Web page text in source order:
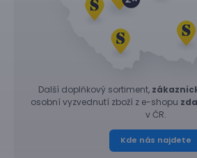
Další doplňkový sortiment,
osobní vyzvednutí zboží z e-shopu
v ČR.
Kde nás najdete